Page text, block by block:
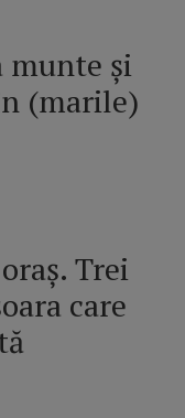
munte şi
(marile)
Trei
care